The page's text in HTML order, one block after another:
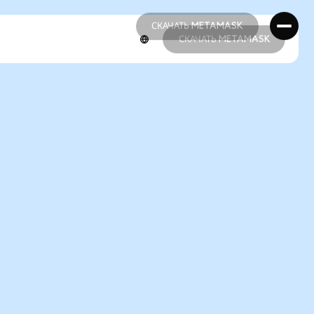
СКАЧАТЬ METAMASK
СКАЧАТЬ METAMASK
СКАЧАТЬ METAMASK